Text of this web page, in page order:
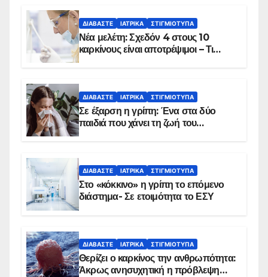
ΔΙΑΒΆΣΤΕ ΙΑΤΡΙΚΆ ΣΤΙΓΜΙΌΤΥΠΑ
Νέα μελέτη: Σχεδόν 4 στους 10
καρκίνους είναι αποτρέψιμοι – Τι
ΔΙΑΒΆΣΤΕ ΙΑΤΡΙΚΆ ΣΤΙΓΜΙΌΤΥΠΑ
Σε έξαρση η γρίπη: Ένα στα δύο
παιδιά που χάνει τη ζωή του
ΔΙΑΒΆΣΤΕ ΙΑΤΡΙΚΆ ΣΤΙΓΜΙΌΤΥΠΑ
Στο «κόκκινο» η γρίπη το επόμενο
διάστημα- Σε ετοιμότητα το ΕΣΥ
ΔΙΑΒΆΣΤΕ ΙΑΤΡΙΚΆ ΣΤΙΓΜΙΌΤΥΠΑ
Θερίζει ο καρκίνος την ανθρωπότητα:
Άκρως ανησυχητική η πρόβλεψη…